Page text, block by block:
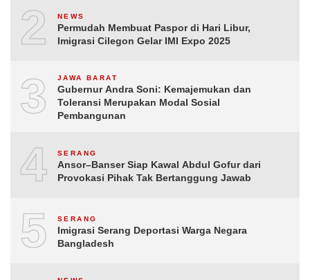
2 NEWS
Permudah Membuat Paspor di Hari Libur,
Imigrasi Cilegon Gelar IMI Expo 2025
3 JAWA BARAT
Gubernur Andra Soni: Kemajemukan dan
Toleransi Merupakan Modal Sosial
Pembangunan
4 SERANG
Ansor–Banser Siap Kawal Abdul Gofur dari
Provokasi Pihak Tak Bertanggung Jawab
5 SERANG
Imigrasi Serang Deportasi Warga Negara
Bangladesh